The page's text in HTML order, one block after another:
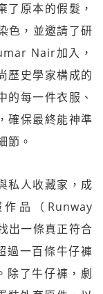
了原本的假髮，
色，並邀請了研
Nair加入，
歷史學家構成的
的每一件衣服、
確保最終能神準
節。
私人收藏家，成
品（Runway
出一條真正符合
過一百條牛仔褲
除了牛仔褲，劇